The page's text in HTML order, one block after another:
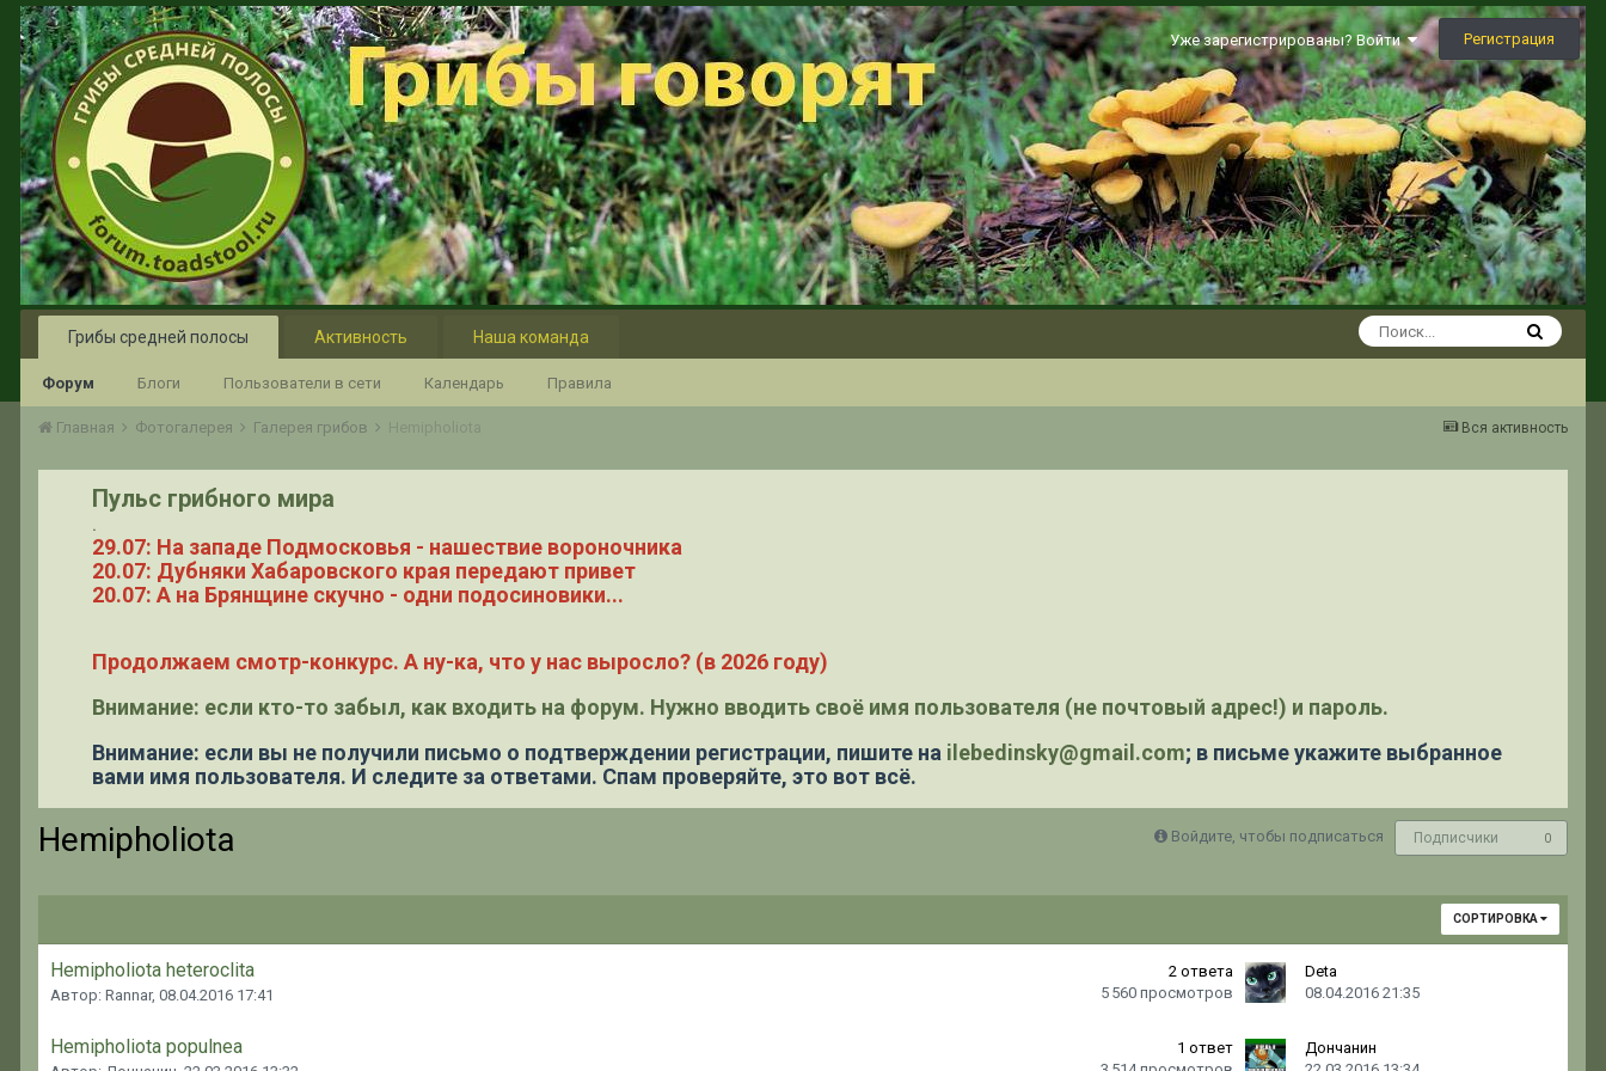
Уже зарегистрированы? Войти Регистрация
Грибы средней полосы
Форум Блоги Пользователи в сети Календарь Правила
Активность Наша команда
Вся активность
Главная Фотогалерея Галерея грибов Hemipholiota
Пульс грибного мира
.
29.07: На западе Подмосковья - нашествие вороночника
20.07: Дубняки Хабаровского края передают привет
20.07: А на Брянщине скучно - одни подосиновики...
Продолжаем смотр-конкурс. А ну-ка, что у нас выросло? (в 2026 году)
Внимание: если кто-то забыл, как входить на форум. Нужно вводить своё имя пользователя (не почтовый адрес!) и пароль.
Внимание: если вы не получили письмо о подтверждении регистрации, пишите на ilebedinsky@gmail.com; в письме укажите выбранное
вами имя пользователя. И следите за ответами. Спам проверяйте, это вот всё.
Hemipholiota Войдите, чтобы подписаться Подписчики 0
СОРТИРОВКА
Hemipholiota heteroclita
Автор: Rannar, 08.04.2016 17:41
2 ответа
5 560 просмотров
Deta
08.04.2016 21:35
Hemipholiota populnea 1 ответ
Дончанин